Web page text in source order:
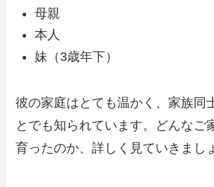
母親
本人
妹（3歳年下）
彼の家庭はとても温かく、家族同
とでも知られています。どんなご
育ったのか、詳しく見ていきまし